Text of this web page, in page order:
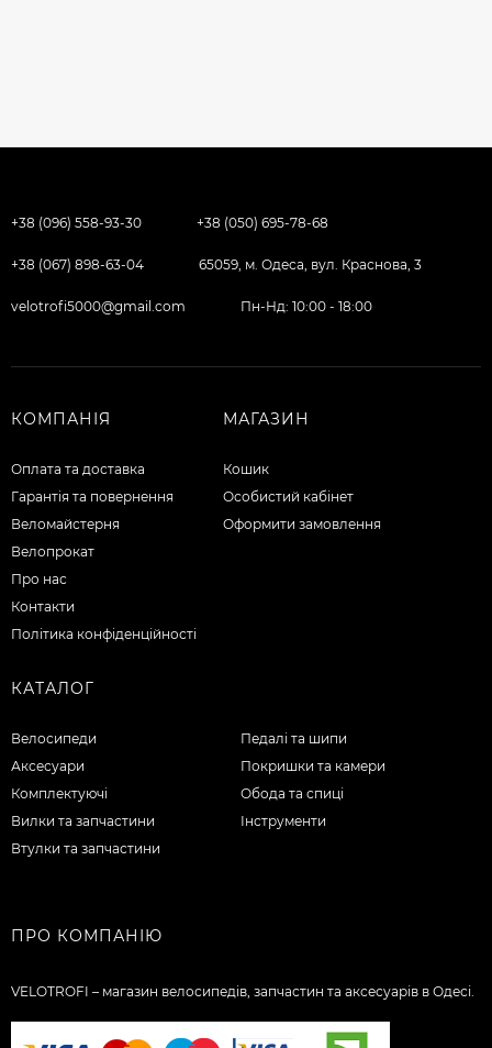
+38 (096) 558-93-30 +38 (050) 695-78-68
+38 (067) 898-63-04 65059, м. Одеса, вул. Краснова, 3
velotrofi5000@gmail.com Пн-Нд: 10:00 - 18:00
КОМПАНІЯ
Оплата та доставка
Гарантія та повернення
Веломайстерня
Велопрокат
Про нас
Контакти
Політика конфіденційності
МАГАЗИН
Кошик
Особистий кабінет
Оформити замовлення
КАТАЛОГ
Велосипеди
Аксесуари
Комплектуючі
Вилки та запчастини
Втулки та запчастини
Педалі та шипи
Покришки та камери
Обода та спиці
Інструменти
ПРО КОМПАНІЮ
VELOTROFI – магазин велосипедів, запчастин та аксесуарів в Одесі.